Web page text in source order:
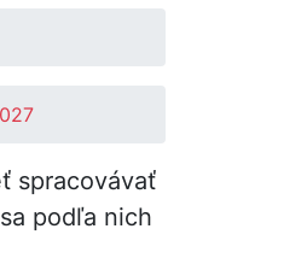
spracovávať
podľa nich